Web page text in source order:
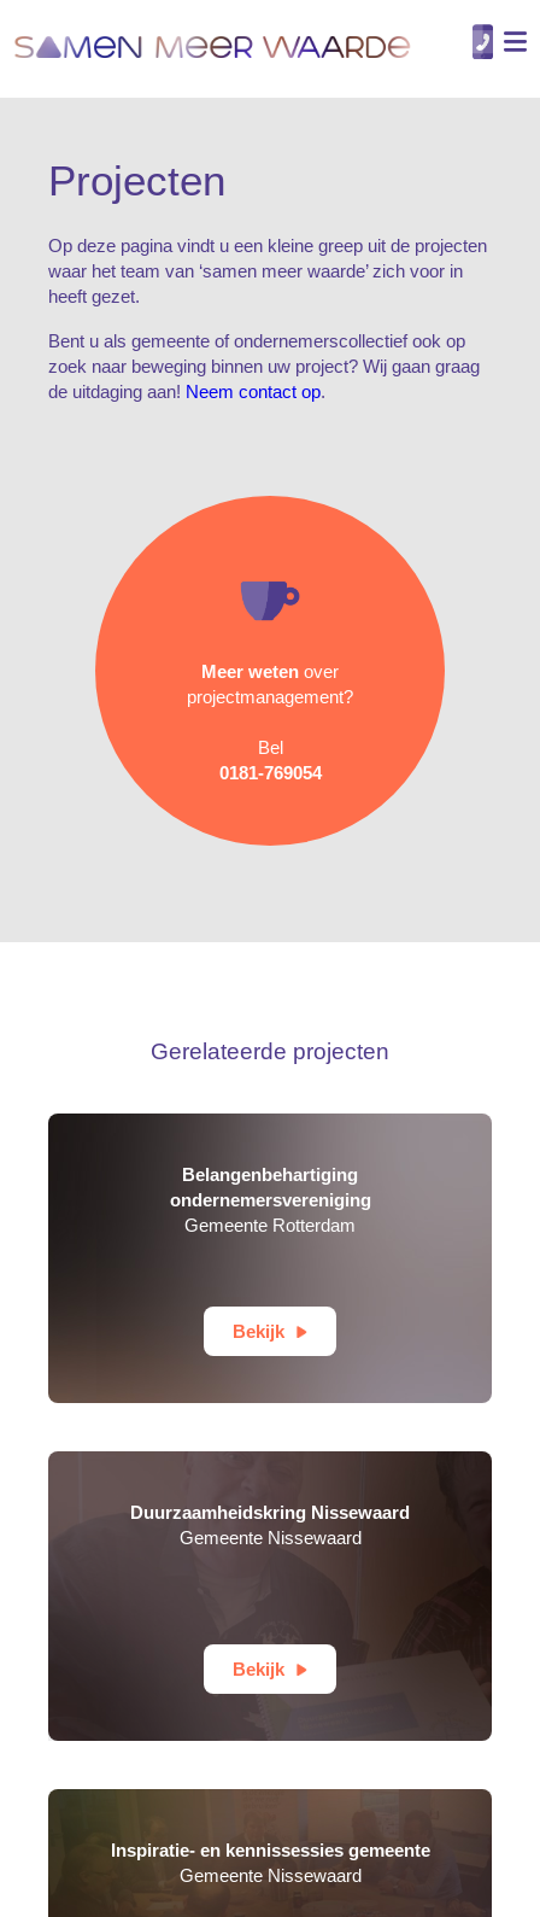
Projecten
Op deze pagina vindt u een kleine greep uit de projecten
waar het team van ‘samen meer waarde’ zich voor in
heeft gezet.
Bent u als gemeente of ondernemerscollectief ook op
zoek naar beweging binnen uw project? Wij gaan graag
de uitdaging aan! Neem contact op.
Meer weten over
projectmanagement?
Bel
0181-769054
Gerelateerde projecten
Belangenbehartiging
ondernemersvereniging
Gemeente Rotterdam
Bekijk
Duurzaamheidskring Nissewaard
Gemeente Nissewaard
Bekijk
Inspiratie- en kennissessies gemeente
Gemeente Nissewaard